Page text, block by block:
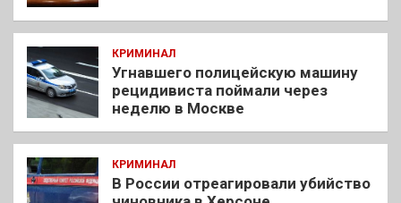
КРИМИНАЛ
Угнавшего полицейскую машину
рецидивиста поймали через
неделю в Москве
КРИМИНАЛ
В России отреагировали убийство